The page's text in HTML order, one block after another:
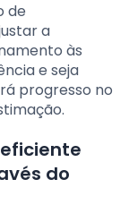
de
a
às
e seja
progresso no
do